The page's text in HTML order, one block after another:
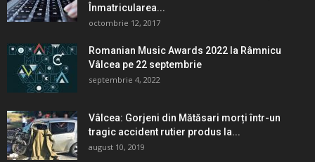
Înmatricularea...
octombrie 12, 2017
Romanian Music Awards 2022 la Râmnicu
Vâlcea pe 22 septembrie
septembrie 4, 2022
Vâlcea: Gorjeni din Mătăsari morți într-un
tragic accident rutier produs la...
august 10, 2019